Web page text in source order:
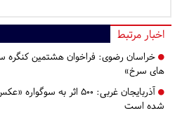
اخبار مرتبط
خراسان رضوی: فراخوان هشتمین کنگره
های سرخ»
آذربایجان غربی:
۵۰۰ اثر به سوگواره
شده است